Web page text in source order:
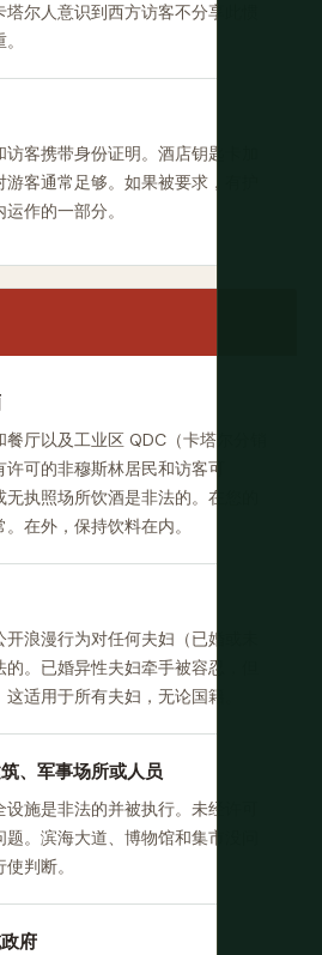
尔人意识到西方访客不分享此惯
客携带身份证明。酒店钥匙卡加
客通常足够。如果被要求，有护
作的一部分。
厅以及工业区 QDC（卡塔尔分销
可的非穆斯林居民和访客可
执照场所饮酒是非法的。在您的
在外，保持饮料在内。
浪漫行为对任何夫妇（已婚或未
。已婚异性夫妇牵手被容忍，但
适用于所有夫妇，无论国籍。
、军事场所或人员
施是非法的并被执行。未经许可
。滨海大道、博物馆和集市没问
判断。
府